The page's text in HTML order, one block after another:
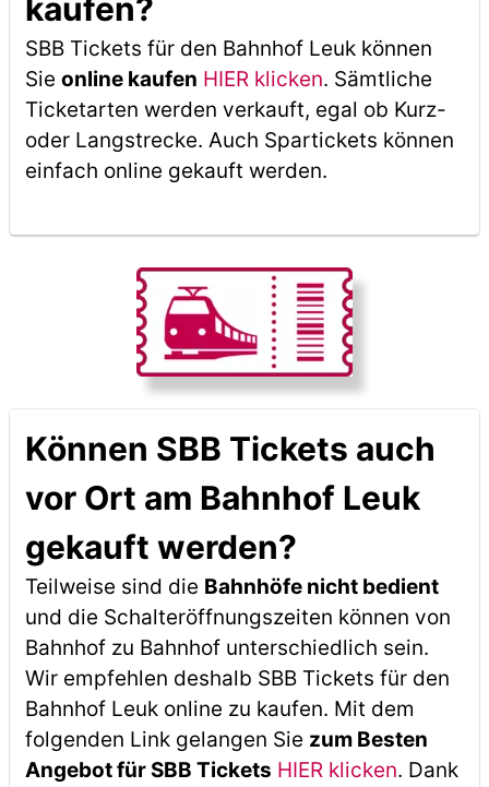
kaufen?
SBB Tickets für den Bahnhof Leuk können
Sie online kaufen HIER klicken. Sämtliche
Ticketarten werden verkauft, egal ob Kurz-
oder Langstrecke. Auch Spartickets können
einfach online gekauft werden.
Können SBB Tickets auch
vor Ort am Bahnhof Leuk
gekauft werden?
Teilweise sind die Bahnhöfe nicht bedient
und die Schalteröffnungszeiten können von
Bahnhof zu Bahnhof unterschiedlich sein.
Wir empfehlen deshalb SBB Tickets für den
Bahnhof Leuk online zu kaufen. Mit dem
folgenden Link gelangen Sie zum Besten
Angebot für SBB Tickets HIER klicken. Dank